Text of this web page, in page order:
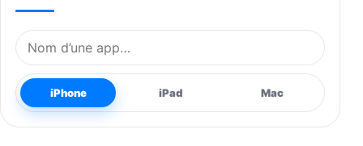
Nom de l’application
iPhone iPad Mac